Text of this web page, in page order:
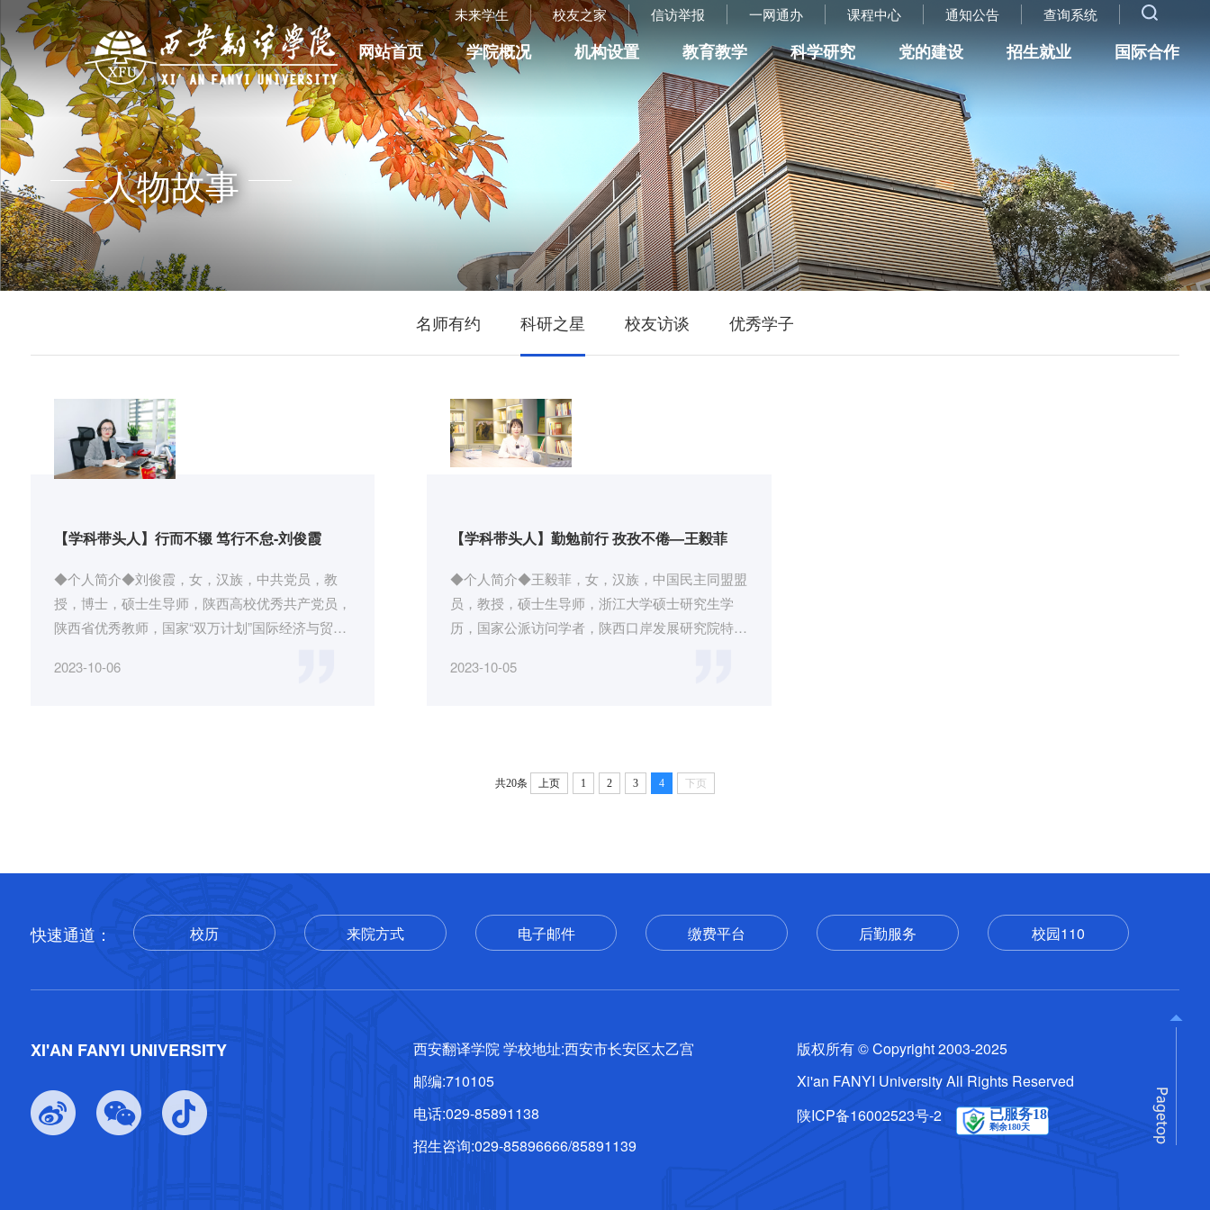
信访举报 一网通办 课程中心 通知公告 查询系统
未来学生 校友之家
网站首页 学院概况 机构设置 教育教学 科学研究 党的建设 招生就业 国际合作
人物故事
名师有约 科研之星 校友访谈 优秀学子
【学科带头人】行而不辍 笃行不怠-刘俊霞
◆个人简介◆刘俊霞，女，汉族，中共党员，教
授，博士，硕士生导师，陕西高校优秀共产党员，
陕西省优秀教师，国家“双万计划”国际经济与贸易
2023-10-06
【学科带头人】勤勉前行 孜孜不倦—王毅菲
◆个人简介◆王毅菲，女，汉族，中国民主同盟盟
员，教授，硕士生导师，浙江大学硕士研究生学
历，国家公派访问学者，陕西口岸发展研究院特聘
2023-10-05
共20条 上页 1 2 3 4 下页
快速通道： 校历 来院方式 电子邮件 缴费平台 后勤服务 校园110
XI'AN FANYI UNIVERSITY
西安翻译学院 学校地址:西安市长安区太乙宫
邮编:710105
电话:029-85891138
招生咨询:029-85896666/85891139
版权所有 © Copyright 2003-2025
Xi'an FANYI University All Rights Reserved
陕ICP备16002523号-2